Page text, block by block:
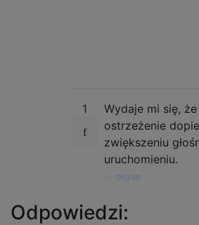
1
Wydaje mi się,
ostrzeżenie
zwiększeniu
uruchomieniu.
dłonie
Odpowiedzi: